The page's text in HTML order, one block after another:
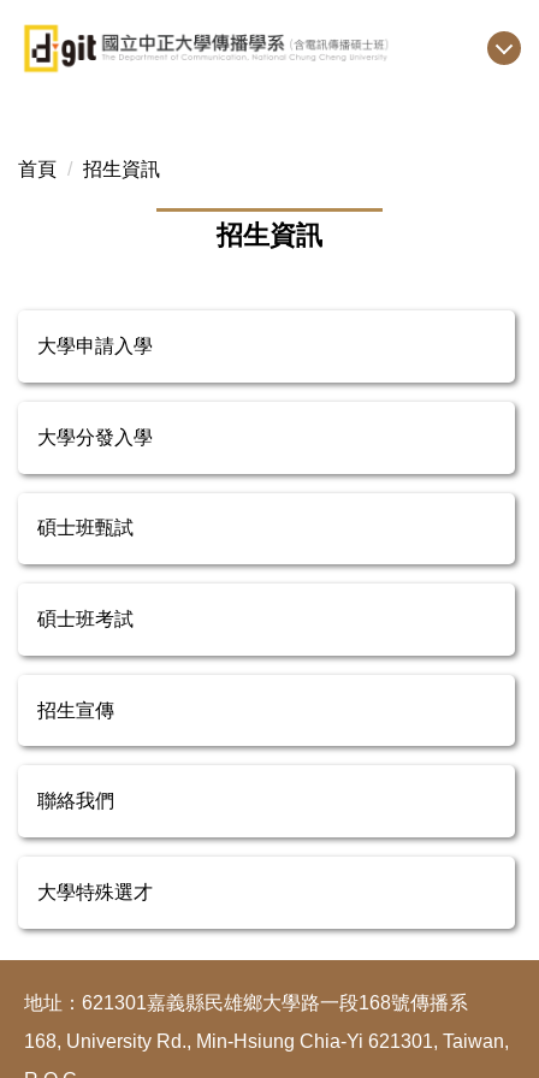
主
容
首頁 招生資訊
招生資訊
大學申請入學
大學分發入學
碩士班甄試
碩士班考試
招生宣傳
聯絡我們
大學特殊選才
地址：621301嘉義縣民雄鄉大學路一段168號傳播系
168, University Rd., Min-Hsiung Chia-Yi 621301, Taiwan,